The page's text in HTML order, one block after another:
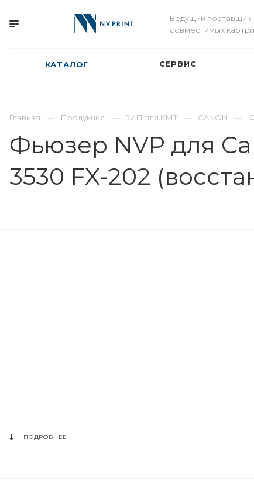
Ведущий поставщик
совместимых
КАТАЛОГ СЕРВИС
Главная Продукция ЗИП для КМТ CANON
Фьюзер NVP для
3530 FX-202
ПОДРОБНЕЕ